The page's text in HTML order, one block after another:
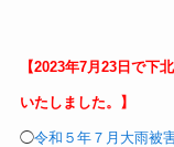
【2023年7月23日で下
いたしました。 】
◯令和５年７月大雨被